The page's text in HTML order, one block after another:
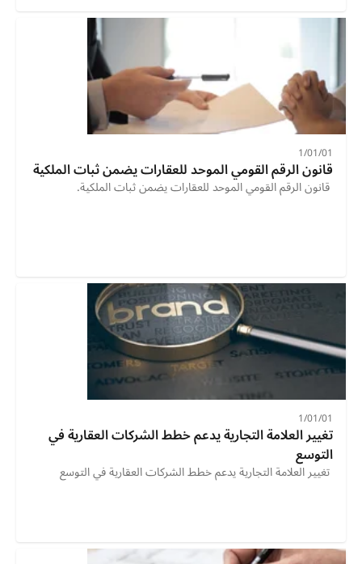
01‏/01‏/1
قانون الرقم القومي الموحد للعقارات يضمن ثبات الملكية
قانون الرقم القومي الموحد للعقارات يضمن ثبات الملكية.
01‏/01‏/1
التوسع
تغيير العلامة التجارية يدعم خطط الشركات العقارية في التوسع